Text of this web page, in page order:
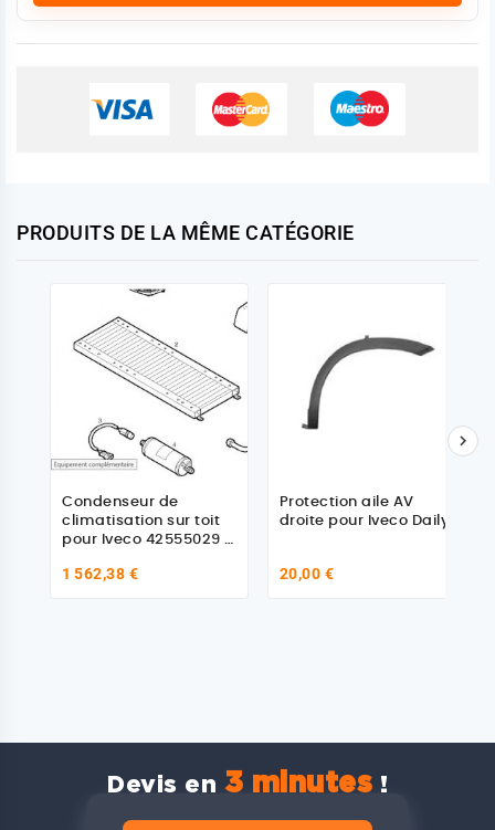
PRODUITS DE LA MÊME CATÉGORIE
Condenseur de
climatisation sur toit
pour Iveco 42555029 -
1 562,38 €
Protection aile AV
droite pour Iveco Daily
20,00 €

Devis en 3 minutes !